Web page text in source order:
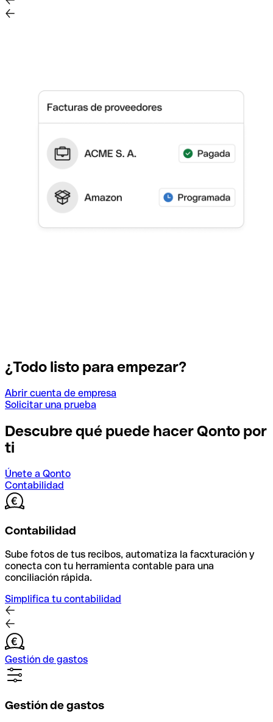
¿Todo listo para empezar?
Abrir cuenta de empresa
Solicitar una prueba
Descubre qué puede hacer Qonto por
ti
Únete a Qonto
Contabilidad
Contabilidad
Sube fotos de tus recibos, automatiza la facxturación y
conecta con tu herramienta contable para una
conciliación rápida.
Simplifica tu contabilidad
Gestión de gastos
Gestión de gastos